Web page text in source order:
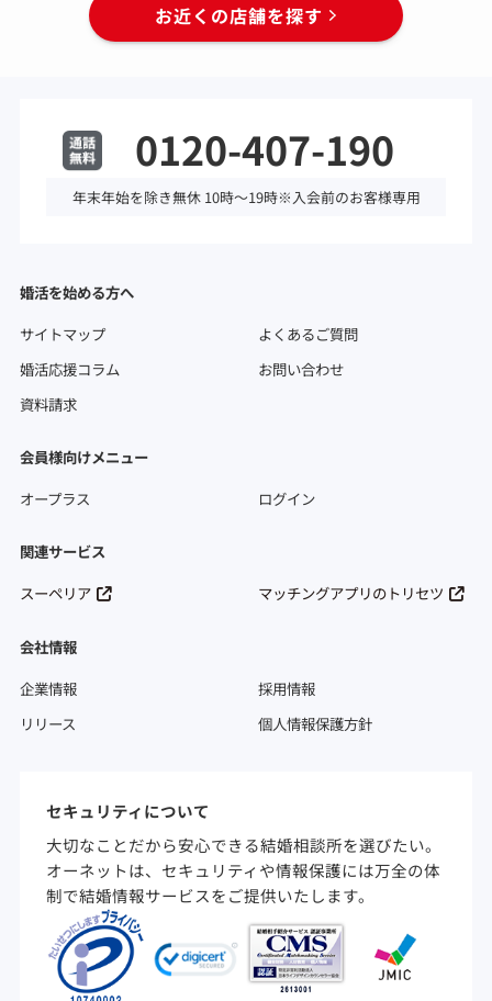
お近くの店舗を探す
0120-407-190
年末年始を除き無休 10時～19時※入会前のお客様専用
婚活を始める方へ
サイトマップ
よくあるご質問
婚活応援コラム
お問い合わせ
資料請求
会員様向けメニュー
オープラス
ログイン
関連サービス
スーペリア
マッチングアプリのトリセツ
会社情報
企業情報
採用情報
リリース
個人情報保護方針
セキュリティについて
大切なことだから安心できる結婚相談所を選びたい。
オーネットは、セキュリティや情報保護には万全の体
制で結婚情報サービスをご提供いたします。